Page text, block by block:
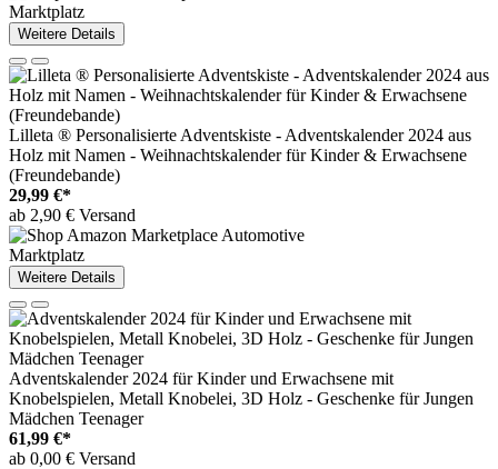
Marktplatz
Weitere Details
Lilleta ® Personalisierte Adventskiste - Adventskalender 2024 aus
Holz mit Namen - Weihnachtskalender für Kinder & Erwachsene
(Freundebande)
29,99 €*
ab 2,90 € Versand
Marktplatz
Weitere Details
Adventskalender 2024 für Kinder und Erwachsene mit
Knobelspielen, Metall Knobelei, 3D Holz - Geschenke für Jungen
Mädchen Teenager
61,99 €*
ab 0,00 € Versand